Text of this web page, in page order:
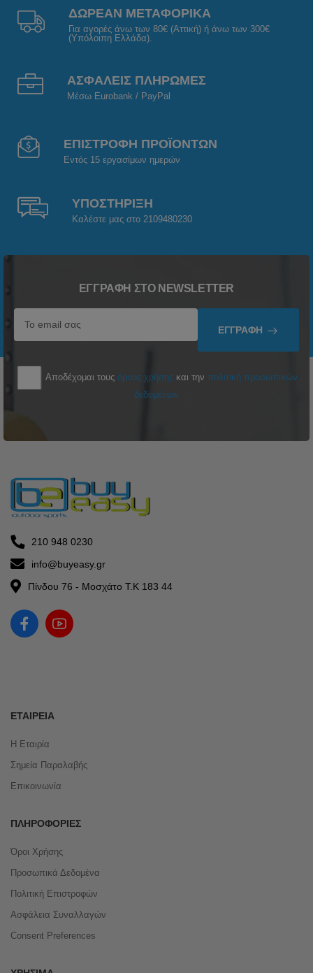
ΔΩΡΕΑΝ ΜΕΤΑΦΟΡΙΚΑ
Για αγορές άνω των 80€ (Αττική) ή άνω των 300€
(Υπόλοιπη Ελλάδα).
ΑΣΦΑΛΕΙΣ ΠΛΗΡΩΜΕΣ
Μέσω Eurobank / PayPal
ΕΠΙΣΤΡΟΦΗ ΠΡΟΪΟΝΤΩΝ
Εντός 15 εργασίμων ημερών
ΥΠΟΣΤΗΡΙΞΗ
Καλέστε μας στο 2109480230
ΕΓΓΡΑΦΉ ΣΤΟ NEWSLETTER
ΕΓΓΡΑΦΉ
Αποδέχομαι τους όρους χρήσης και την πολιτική προσωπικών
δεδομένων
210 948 0230
info@buyeasy.gr
Πίνδου 76 - Μοσχάτο Τ.Κ 183 44
ΕΤΑΙΡΕΊΑ
Η Εταιρία
Σημεία Παραλαβής
Επικοινωνία
ΠΛΗΡΟΦΟΡΊΕΣ
Όροι Χρήσης
Προσωπικά Δεδομένα
Πολιτική Επιστροφών
Ασφάλεια Συναλλαγών
Consent Preferences